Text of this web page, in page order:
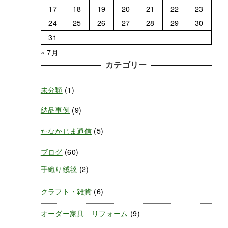
17 18 19 20 21 22
23
24
25 26 27 28 29
30
31
« 7月
カテゴリー
未分類 (1)
納品事例 (9)
たなかじま通信 (5)
ブログ (60)
手織り絨毯 (2)
クラフト・雑貨 (6)
オーダー家具 リフォーム (9)